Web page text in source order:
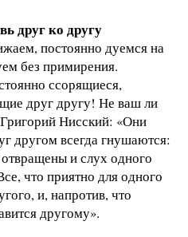
друг ко другу
постоянно дуемся на
без примирения.
ссорящиеся,
друг другу! Не ваш ли
Григорий Нисский: «Они
другом всегда гнушаются:
и слух одного
что приятно для одного
и, напротив, что
другому».